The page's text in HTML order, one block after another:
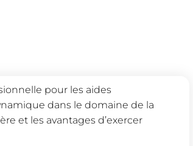
pour les aides
dans le domaine de la
et les avantages d’exercer